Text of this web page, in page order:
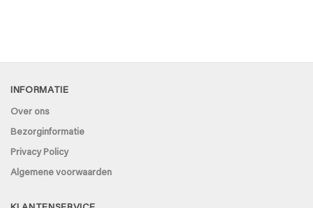
INFORMATIE
Over ons
Bezorginformatie
Privacy Policy
Algemene voorwaarden